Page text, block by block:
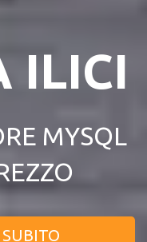
ILICI
MYSQL